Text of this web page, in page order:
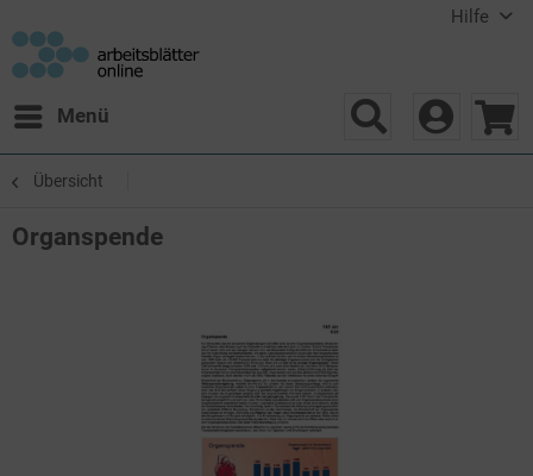
Hilfe
Menü
Übersicht
Organspende